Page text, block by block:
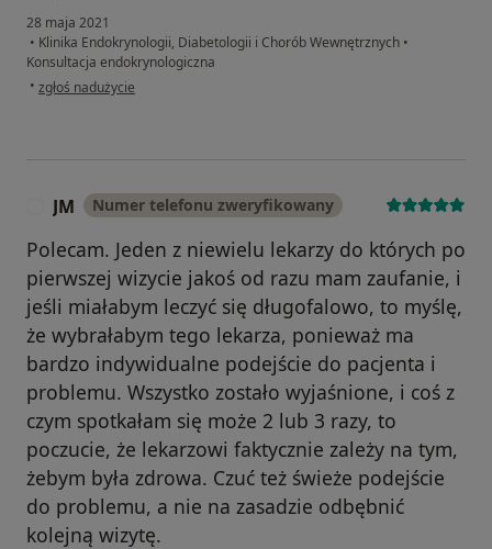
28 maja 2021
• Klinika Endokrynologii, Diabetologii i Chorób Wewnętrznych •
Konsultacja endokrynologiczna
• w opinii użytkownika R.K
zgłoś nadużycie
JM Numer telefonu zweryfikowany
Polecam. Jeden z niewielu lekarzy do których po
pierwszej wizycie jakoś od razu mam zaufanie, i
jeśli miałabym leczyć się długofalowo, to myślę,
że wybrałabym tego lekarza, ponieważ ma
bardzo indywidualne podejście do pacjenta i
problemu. Wszystko zostało wyjaśnione, i coś z
czym spotkałam się może 2 lub 3 razy, to
poczucie, że lekarzowi faktycznie zależy na tym,
żebym była zdrowa. Czuć też świeże podejście
do problemu, a nie na zasadzie odbębnić
kolejną wizytę.